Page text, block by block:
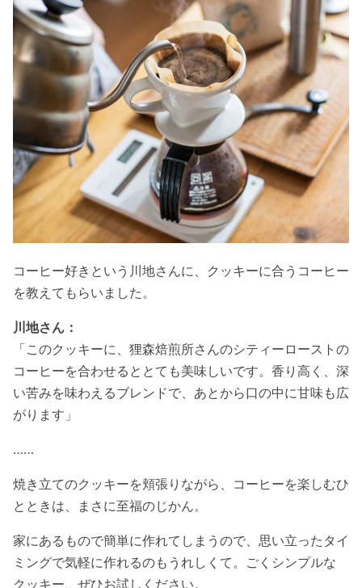
コーヒー好きという川地さんに、クッキーに合うコーヒー
を教えてもらいました。
川地さん：
「このクッキーに、狸森焙煎所さんのシティーローストの
コーヒーを合わせるととても美味しいです。香り高く、深
い苦みを味わえるブレンドで、あとから口の中に甘味も広
がります」
……
焼き立てのクッキーを頬張りながら、コーヒーを楽しむひ
とときは、まさに至福のじかん。
家にあるもので簡単に作れてしまうので、思い立ったタイ
ミングで気軽に作れるのもうれしくて。ごくシンプルな
クッキー、ぜひお試しください。